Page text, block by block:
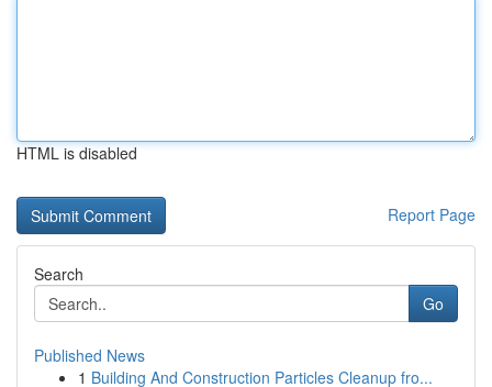
HTML is disabled
Report Page
Search
Go
Published News
1 Building And Construction Particles Cleanup fro...